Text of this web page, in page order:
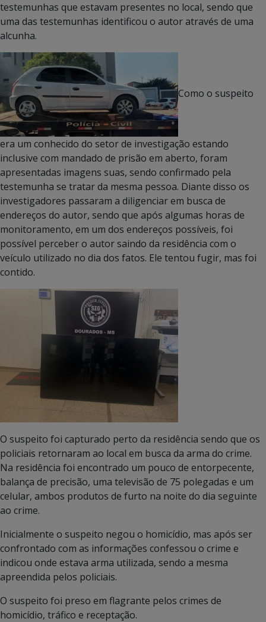
testemunhas que estavam presentes no local, sendo que
uma das testemunhas identificou o autor através de uma
alcunha.
Como o suspeito
era um conhecido do setor de investigação estando
inclusive com mandado de prisão em aberto, foram
apresentadas imagens suas, sendo confirmado pela
testemunha se tratar da mesma pessoa. Diante disso os
investigadores passaram a diligenciar em busca de
endereços do autor, sendo que após algumas horas de
monitoramento, em um dos endereços possíveis, foi
possível perceber o autor saindo da residência com o
veículo utilizado no dia dos fatos. Ele tentou fugir, mas foi
contido.
O suspeito foi capturado perto da residência sendo que os
policiais retornaram ao local em busca da arma do crime.
Na residência foi encontrado um pouco de entorpecente,
balança de precisão, uma televisão de 75 polegadas e um
celular, ambos produtos de furto na noite do dia seguinte
ao crime.
Inicialmente o suspeito negou o homicídio, mas após ser
confrontado com as informações confessou o crime e
indicou onde estava arma utilizada, sendo a mesma
apreendida pelos policiais.
O suspeito foi preso em flagrante pelos crimes de
homicídio, tráfico e receptação.